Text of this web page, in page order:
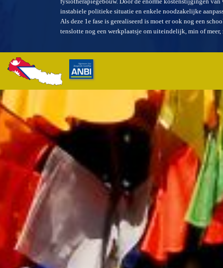
instabiele politieke situatie en enkele noodzakelijke
Als deze 1e fase is gerealiseerd is moet er ook nog een
tenslotte nog een werkplaatsje om uiteindelijk, min of